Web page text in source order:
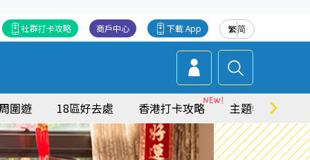
繁简
下載 App
商戶中心
社群打卡攻略
圍遊 18區好去處 香港打卡攻略 主題特集